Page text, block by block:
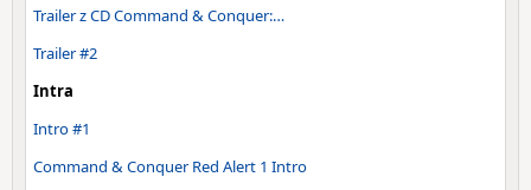
Trailer z CD Command & Conquer:…
Trailer #2
Intra
Intro #1
Command & Conquer Red Alert 1 Intro